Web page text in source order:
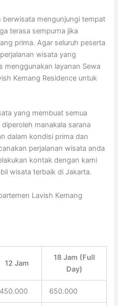
mengunjungi tempat
terasa sempurna jika
prima. Agar seluruh peserta
wisata yang
menggunakan layanan Sewa
Kemang Residence untuk
yang membuat semua
manakala sarana
dalam kondisi prima dan
perjalanan wisata anda
kontak dengan kami
wisata terbaik di Jakarta.
Lavish Kemang
12 Jam
18 Jam (Full
Day)
450.000 650.000